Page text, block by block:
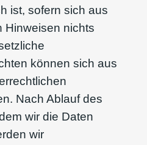
ist, sofern sich aus
Hinweisen nichts
können sich aus
Nach Ablauf des
wir die Daten
wir